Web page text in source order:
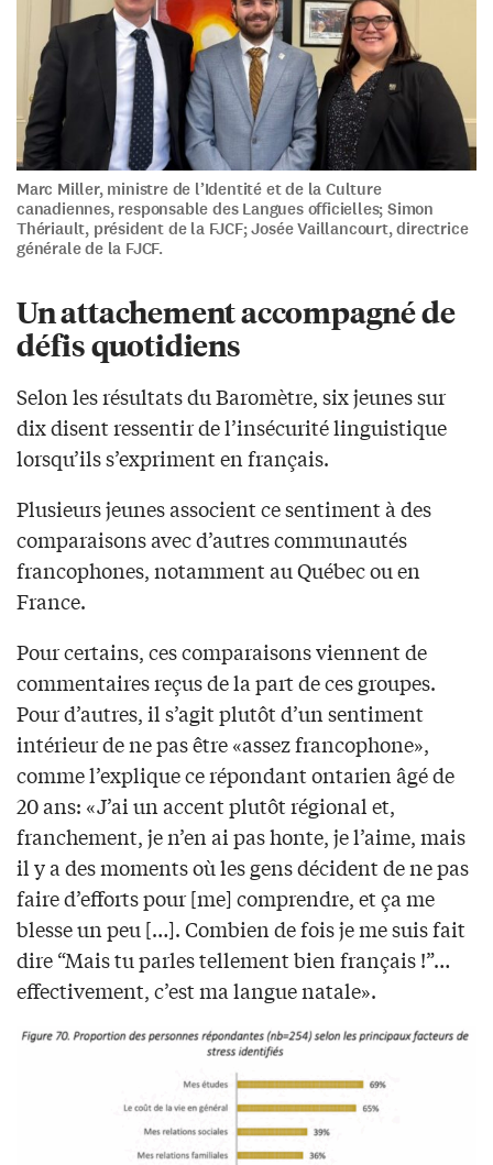
Marc Miller, ministre de l’Identité et de la Culture
canadiennes, responsable des Langues officielles; Simon
Thériault, président de la FJCF; Josée Vaillancourt, directrice
générale de la FJCF.
Un attachement accompagné de
défis quotidiens
Selon les résultats du Baromètre, six jeunes sur
dix disent ressentir de l’insécurité linguistique
lorsqu’ils s’expriment en français.
Plusieurs jeunes associent ce sentiment à des
comparaisons avec d’autres communautés
francophones, notamment au Québec ou en
France.
Pour certains, ces comparaisons viennent de
commentaires reçus de la part de ces groupes.
Pour d’autres, il s’agit plutôt d’un sentiment
intérieur de ne pas être «assez francophone»,
comme l’explique ce répondant ontarien âgé de
20 ans: «J’ai un accent plutôt régional et,
franchement, je n’en ai pas honte, je l’aime, mais
il y a des moments où les gens décident de ne pas
faire d’efforts pour [me] comprendre, et ça me
blesse un peu […]. Combien de fois je me suis fait
dire “Mais tu parles tellement bien français !”…
effectivement, c’est ma langue natale».